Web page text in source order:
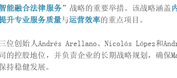
能融合法律服务”战略的重要举措。该战略涵盖
升专业服务质量与运营效率的重点项目。
位创始人Andrés Arellano、Nicolás López和
的控股地位，并负责企业的长期战略规划，确保
持稳健发展。